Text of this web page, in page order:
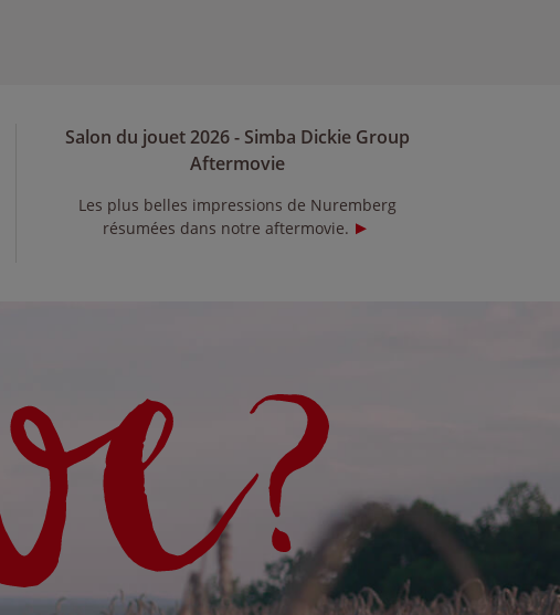
Salon du jouet 2026 - Simba Dickie Group
Aftermovie
Les plus belles impressions de Nuremberg
résumées dans notre aftermovie.